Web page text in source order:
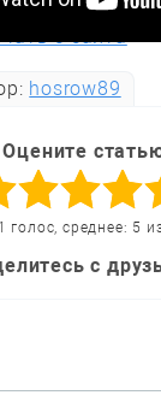
с сайта
hosrow89
Оцените
голос, среднее: 5
с